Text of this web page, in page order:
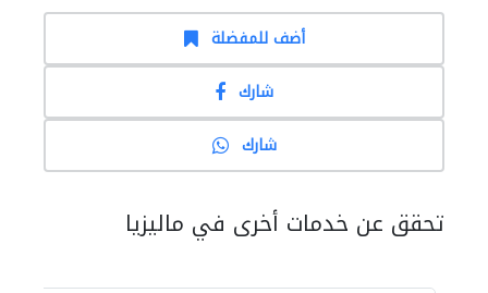
أضف للمفضلة
شارك
شارك
تحقق عن خدمات أخرى في ماليزيا